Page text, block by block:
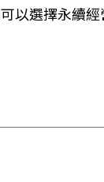
以選擇永續經